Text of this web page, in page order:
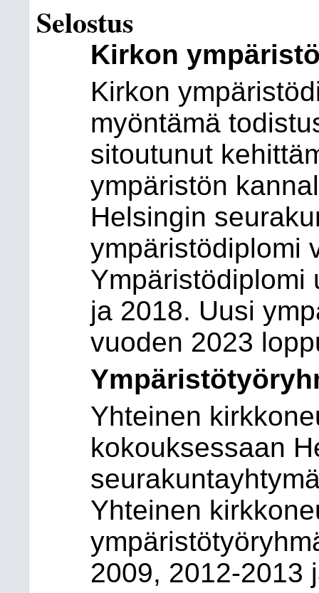
Selostus
Kirkon
Kirkon
myöntämä
sitoutunut
ympäristön
Helsingin
ympäristödiplomi
Ympäristödiplomi
ja 2018. Uusi
vuoden 2023
Yhteinen
kokouksessaan
Yhteinen
2009, 2012-2013